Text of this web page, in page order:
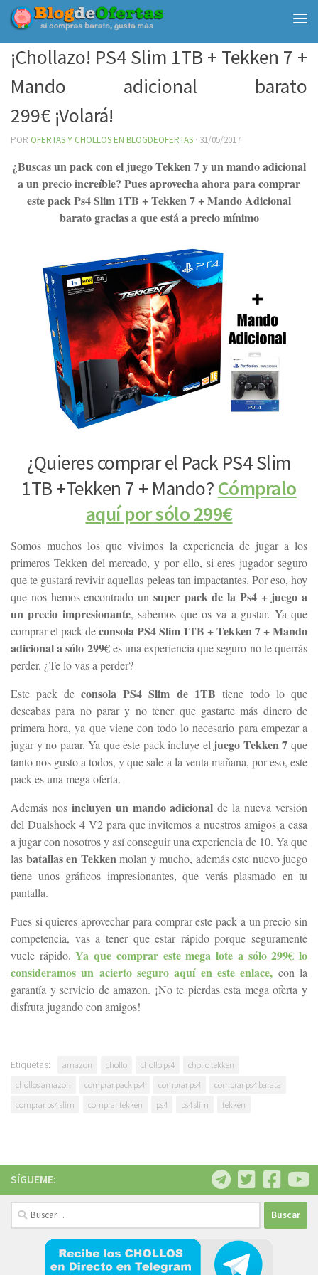
Debajo del contenido
¡Chollazo! PS4 Slim 1TB + Tekken 7 +
Mando adicional barato
299€ ¡Volará!
POR OFERTAS Y CHOLLOS EN BLOGDEOFERTAS · 31/05/2017
¿Buscas un pack con el juego Tekken 7 y un mando adicional
a un precio increíble? Pues aprovecha ahora para comprar
este pack Ps4 Slim 1TB + Tekken 7 + Mando Adicional
barato gracias a que está a precio mínimo
¿Quieres comprar el Pack PS4 Slim
1TB +Tekken 7 + Mando? Cómpralo
aquí por sólo 299€
Somos muchos los que vivimos la experiencia de jugar a los
primeros Tekken del mercado, y por ello, si eres jugador seguro
que te gustará revivir aquellas peleas tan impactantes. Por eso, hoy
que nos hemos encontrado un super pack de la Ps4 + juego a
un precio impresionante, sabemos que os va a gustar. Ya que
comprar el pack deconsola PS4 Slim 1TB + Tekken 7 + Mando
adicional a sólo 299€es una experiencia que seguro no te querrás
perder. ¿Te lo vas a perder?
Este pack deconsola PS4 Slim de 1TB tiene todo lo que
deseabas para no parar y no tener que gastarte más dinero de
primera hora, ya que viene con todo lo necesario para empezar a
jugar y no parar. Ya que este pack incluye el juego Tekken 7 que
tanto nos gusto a todos, y que sale a la venta mañana, por eso, este
pack es una mega oferta.
Además nos incluyen un mando adicional de la nueva versión
del Dualshock 4 V2 para que invitemos a nuestros amigos a casa
a jugar con nosotros y así conseguir una experiencia de 10. Ya que
las batallas en Tekken molan y mucho, además este nuevo juego
tiene unos gráficos impresionantes, que verás plasmado en tu
pantalla.
Pues si quieres aprovechar para comprar este pack a un precio sin
competencia, vas a tener que estar rápido porque seguramente
vuele rápido.Ya que comprar este mega lote a sólo 299€ lo
consideramos un acierto seguro aquí en este enlace, con la
garantía y servicio de amazon. ¡No te pierdas esta mega oferta y
disfruta jugando con amigos!
Etiquetas: amazon chollo chollo ps4
chollo tekken
chollos amazon
comprar pack ps4 comprar ps4
comprar ps4 barata
comprar ps4 slim
comprar tekken ps4 ps4 slim tekken
SÍGUEME:
Buscar: